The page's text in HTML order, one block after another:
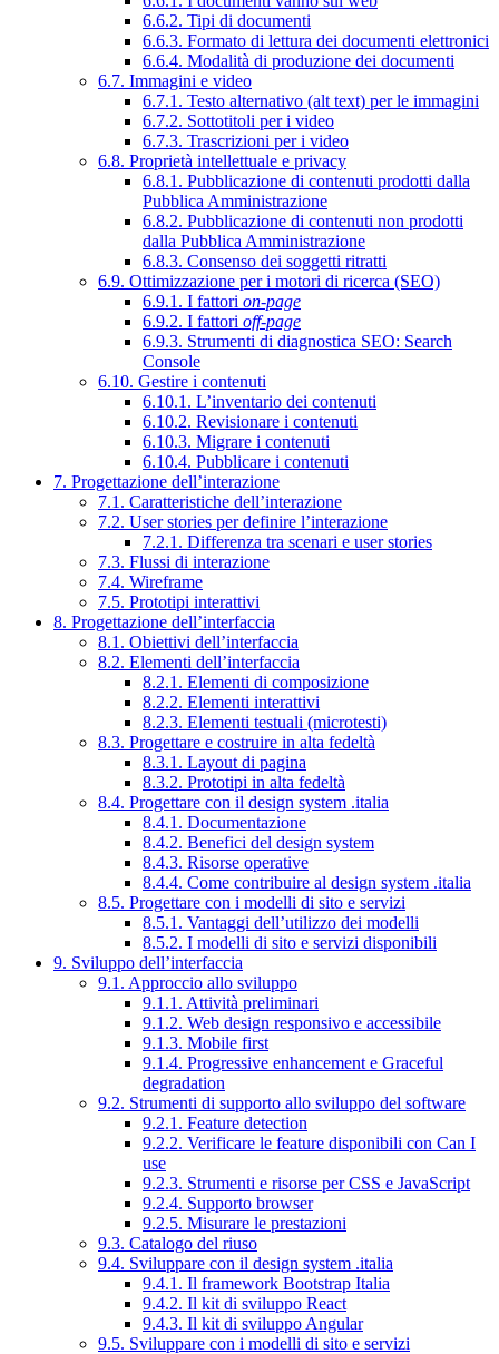
6.6.2. Tipi di documenti
6.6.3. Formato di lettura dei documenti elettronici
6.6.4. Modalità di produzione dei documenti
6.7. Immagini e video
6.7.1. Testo alternativo (alt text) per le immagini
6.7.2. Sottotitoli per i video
6.7.3. Trascrizioni per i video
6.8. Proprietà intellettuale e privacy
6.8.1. Pubblicazione di contenuti prodotti dalla
Pubblica Amministrazione
6.8.2. Pubblicazione di contenuti non prodotti
dalla Pubblica Amministrazione
6.8.3. Consenso dei soggetti ritratti
6.9. Ottimizzazione per i motori di ricerca (SEO)
6.9.1. I fattori on-page
6.9.2. I fattori off-page
6.9.3. Strumenti di diagnostica SEO: Search
Console
6.10. Gestire i contenuti
6.10.1. L’inventario dei contenuti
6.10.2. Revisionare i contenuti
6.10.3. Migrare i contenuti
6.10.4. Pubblicare i contenuti
7. Progettazione dell’interazione
7.1. Caratteristiche dell’interazione
7.2. User stories per definire l’interazione
7.2.1. Differenza tra scenari e user stories
7.3. Flussi di interazione
7.4. Wireframe
7.5. Prototipi interattivi
8. Progettazione dell’interfaccia
8.1. Obiettivi dell’interfaccia
8.2. Elementi dell’interfaccia
8.2.1. Elementi di composizione
8.2.2. Elementi interattivi
8.2.3. Elementi testuali (microtesti)
8.3. Progettare e costruire in alta fedeltà
8.3.1. Layout di pagina
8.3.2. Prototipi in alta fedeltà
8.4. Progettare con il design system .italia
8.4.1. Documentazione
8.4.2. Benefici del design system
8.4.3. Risorse operative
8.4.4. Come contribuire al design system .italia
8.5. Progettare con i modelli di sito e servizi
8.5.1. Vantaggi dell’utilizzo dei modelli
8.5.2. I modelli di sito e servizi disponibili
9. Sviluppo dell’interfaccia
9.1. Approccio allo sviluppo
9.1.1. Attività preliminari
9.1.2. Web design responsivo e accessibile
9.1.3. Mobile first
9.1.4. Progressive enhancement e Graceful
degradation
9.2. Strumenti di supporto allo sviluppo del software
9.2.1. Feature detection
9.2.2. Verificare le feature disponibili con Can I
use
9.2.3. Strumenti e risorse per CSS e JavaScript
9.2.4. Supporto browser
9.2.5. Misurare le prestazioni
9.3. Catalogo del riuso
9.4. Sviluppare con il design system .italia
9.4.1. Il framework Bootstrap Italia
9.4.2. Il kit di sviluppo React
9.4.3. Il kit di sviluppo Angular
9.5. Sviluppare con i modelli di sito e servizi